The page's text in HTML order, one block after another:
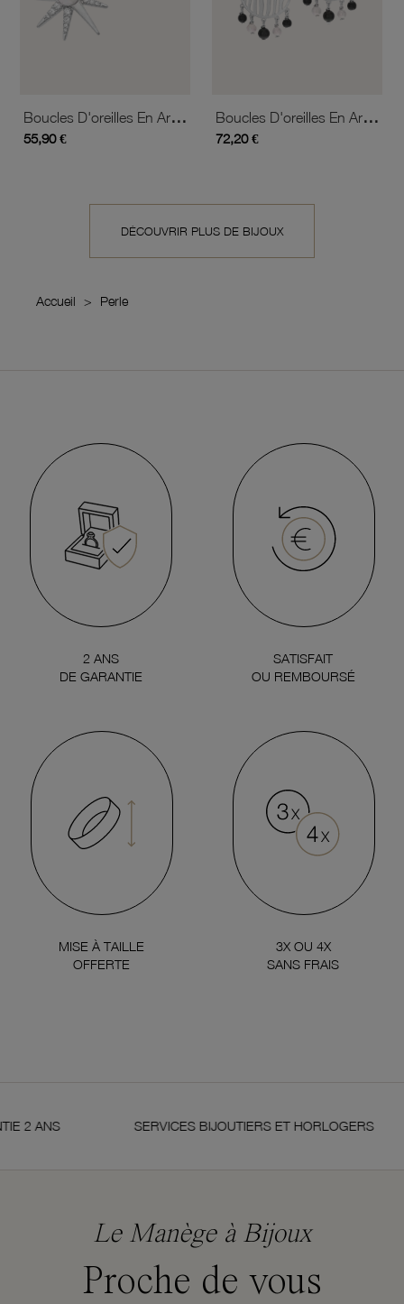
Boucles D'oreilles En Argent Rhodié, Perle De Culture Et Oxydes De Zirconium, Étoile
55,90 €
Boucles D'oreilles En Argent Rhodié, Perles De Culture Et Onyx
72,20 €
DÉCOUVRIR PLUS DE BIJOUX
Accueil Perle
2 ANS
DE GARANTIE
SATISFAIT
OU REMBOURSÉ
MISE À TAILLE
OFFERTE
3X OU 4X
SANS FRAIS
SERVICES BIJOUTIERS ET HORLOGERS
Le Manège à Bijoux
Proche de vous